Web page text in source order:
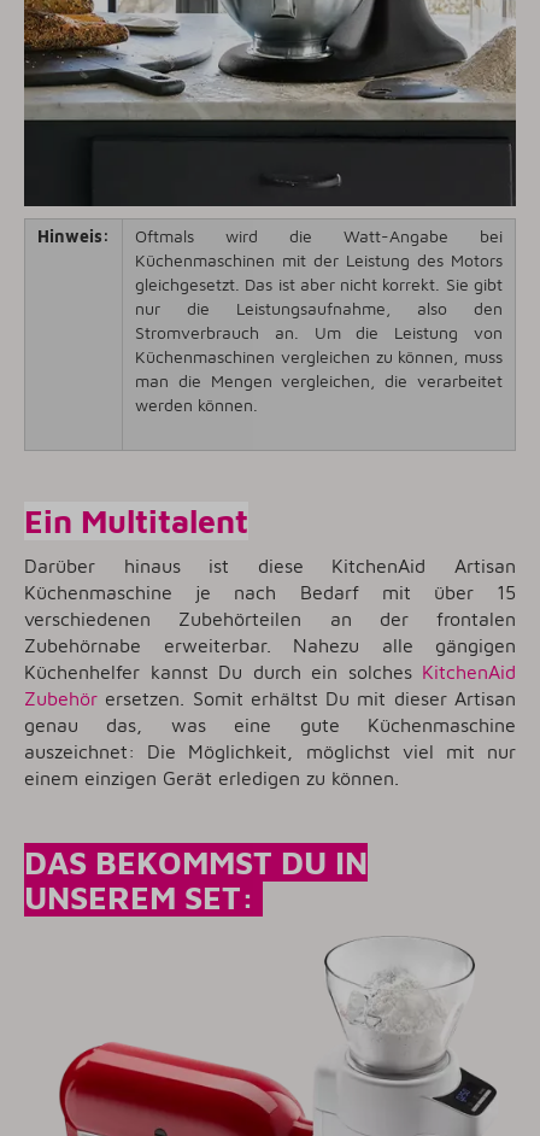
Hinweis:
Oftmals wird die Watt-Angabe bei
Küchenmaschinen mit der Leistung des Motors
gleichgesetzt. Das ist aber nicht korrekt. Sie gibt
nur die Leistungsaufnahme, also den
Stromverbrauch an. Um die Leistung von
Küchenmaschinen vergleichen zu können, muss
man die Mengen vergleichen, die verarbeitet
werden können.
Ein Multitalent
Darüber hinaus ist diese KitchenAid Artisan
Küchenmaschine je nach Bedarf mit über 15
verschiedenen Zubehörteilen an der frontalen
Zubehörnabe erweiterbar. Nahezu alle gängigen
Küchenhelfer kannst Du durch ein solches KitchenAid
Zubehör ersetzen. Somit erhältst Du mit dieser Artisan
genau das, was eine gute Küchenmaschine
auszeichnet: Die Möglichkeit, möglichst viel mit nur
einem einzigen Gerät erledigen zu können.
DAS BEKOMMST DU IN
UNSEREM SET: